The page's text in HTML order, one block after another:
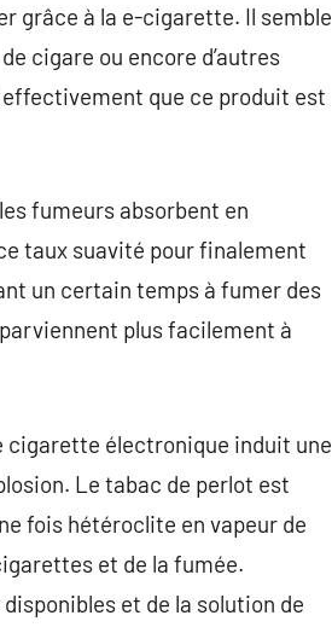
grâce à la e-cigarette. Il semble
cigare ou encore d’autres
que ce produit est
fumeurs absorbent en
taux suavité pour finalement
un certain temps à fumer des
plus facilement à
cigarette électronique induit une
Le tabac de perlot est
fois hétéroclite en vapeur de
et de la fumée.
et de la solution de